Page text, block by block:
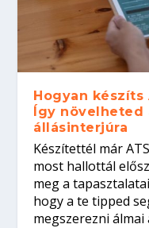
Hogyan készíts
Így növelheted
állásinterjúra
Készítettél már
most hallottál
meg a
hogy a te tipped
megszerezni álmai